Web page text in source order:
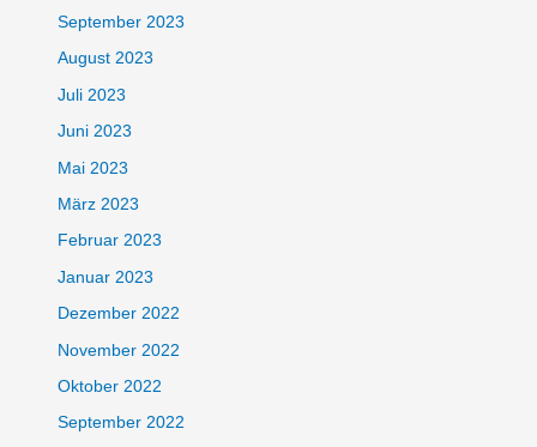
September 2023
August 2023
Juli 2023
Juni 2023
Mai 2023
März 2023
Februar 2023
Januar 2023
Dezember 2022
November 2022
Oktober 2022
September 2022